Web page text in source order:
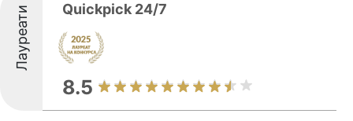
Лауреати Quickpick 24/7
8.5